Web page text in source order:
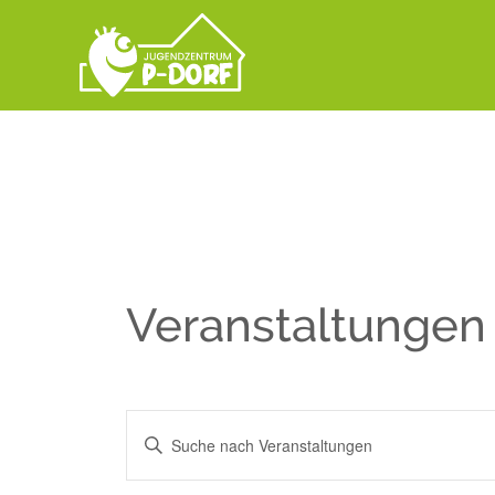
Veranstaltungen
VERANSTALTUNGEN
Geben
Das